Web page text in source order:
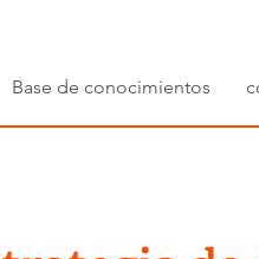
Base de conocimientos